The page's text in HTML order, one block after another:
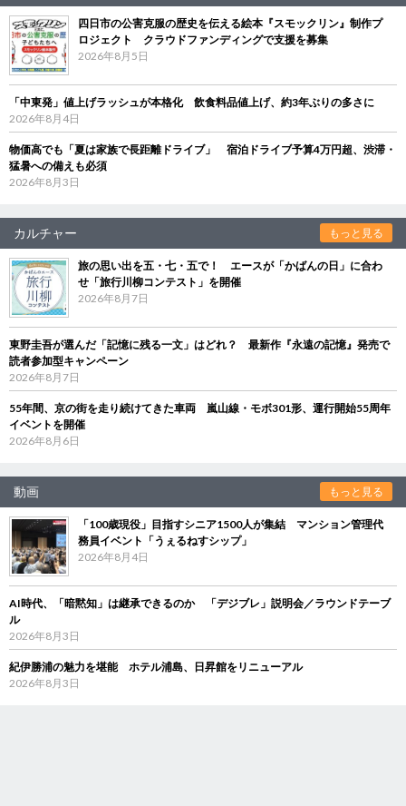
四日市の公害克服の歴史を伝える絵本『スモックリン』制作プ
ロジェクト クラウドファンディングで支援を募集
2026年8月5日
「中東発」値上げラッシュが本格化 飲食料品値上げ、約3年ぶりの多さに
2026年8月4日
物価高でも「夏は家族で長距離ドライブ」 宿泊ドライブ予算4万円超、渋滞・
猛暑への備えも必須
2026年8月3日
カルチャー もっと見る
旅の思い出を五・七・五で！ エースが「かばんの日」に合わ
せ「旅行川柳コンテスト」を開催
2026年8月7日
東野圭吾が選んだ「記憶に残る一文」はどれ？ 最新作『永遠の記憶』発売で
読者参加型キャンペーン
2026年8月7日
55年間、京の街を走り続けてきた車両 嵐山線・モボ301形、運行開始55周年
イベントを開催
2026年8月6日
動画 もっと見る
「100歳現役」目指すシニア1500人が集結 マンション管理代
務員イベント「うぇるねすシップ」
2026年8月4日
AI時代、「暗黙知」は継承できるのか 「デジブレ」説明会／ラウンドテーブ
ル
2026年8月3日
紀伊勝浦の魅力を堪能 ホテル浦島、日昇館をリニューアル
2026年8月3日